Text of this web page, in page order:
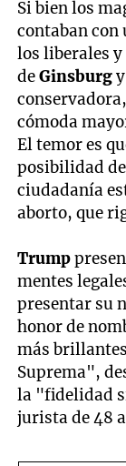
Si bien los
contaban con
los liberales
deGinsburg
cómoda
El temor es
posibilidad
ciudadanía
aborto, que
Trump
mentes
presentar su
honor de
más
Suprema",
la "fidelidad
jurista de 48